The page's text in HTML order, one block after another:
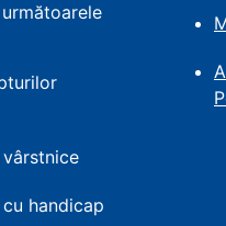
handicap